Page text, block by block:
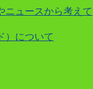
ニュースから考えて
）について